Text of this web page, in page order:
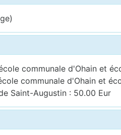
communale d'Ohain et
communale d'Ohain et
Saint-Augustin : 50.00 Eur